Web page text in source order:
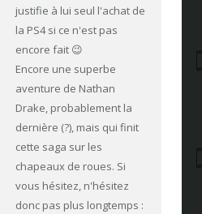
justifie à lui seul l'achat de
la PS4 si ce n'est pas
encore fait 😉
Encore une superbe
aventure de Nathan
Drake, probablement la
dernière (?), mais qui finit
cette saga sur les
chapeaux de roues. Si
vous hésitez, n'hésitez
donc pas plus longtemps :